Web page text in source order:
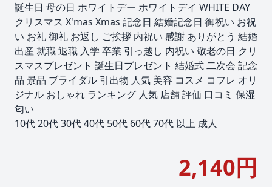
誕生日 母の日 ホワイトデー ホワイトデイ WHITE DAY
クリスマス X'mas Xmas 記念日 結婚記念日 御祝い お祝
い お礼 御礼 お返し ご挨拶 内祝い 感謝 ありがとう 結婚
出産 就職 退職 入学 卒業 引っ越し 内祝い 敬老の日 クリ
スマスプレゼント 誕生日プレゼント 結婚式 二次会 記念
品 景品 ブライダル 引出物 人気 美容 コスメ コフレ オリ
ジナル おしゃれ ランキング 人気 店舗 評価 口コミ 保湿
匂い
10代 20代 30代 40代 50代 60代 70代 以上 成人
2,140円